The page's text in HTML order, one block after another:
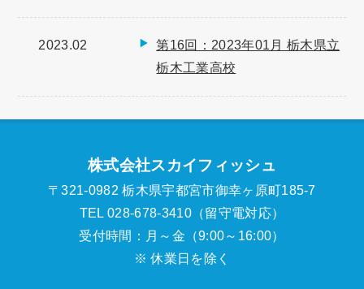
2023.02
第16回：2023年01月 栃木県立
栃木工業高校
株式会社スカイフィッシュ
〒321-0982 栃木県宇都宮市御幸ヶ原町185-7
TEL 028-678-3410（留守電対応）
受付時間：月～金（9:00～16:00）
※ 休業日を除く